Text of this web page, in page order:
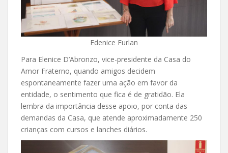
Edenice Furlan
Para Elenice D’Abronzo, vice-presidente da Casa do
Amor Fraterno, quando amigos decidem
espontaneamente fazer uma ação em favor da
entidade, o sentimento que fica é de gratidão. Ela
lembra da importância desse apoio, por conta das
demandas da Casa, que atende aproximadamente 250
crianças com cursos e lanches diários.